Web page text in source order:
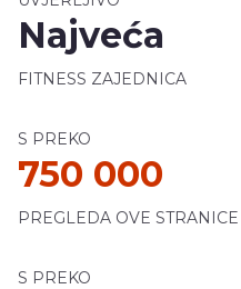
Najveća
FITNESS ZAJEDNICA
S PREKO
750 000
PREGLEDA OVE
S PREKO